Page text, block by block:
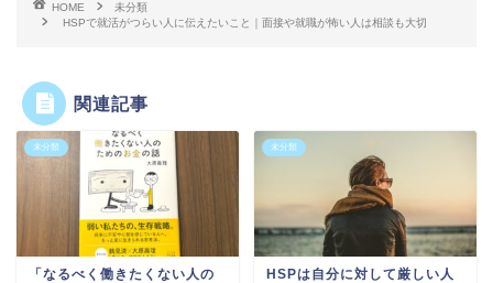
HOME
未分類
HSPで就活がつらい人に伝えたいこと｜面接や就職が怖い人は相談も大切
関連記事
未分類
「なるべく働きたくない人の
未分類
HSPは自分に対して厳しい人